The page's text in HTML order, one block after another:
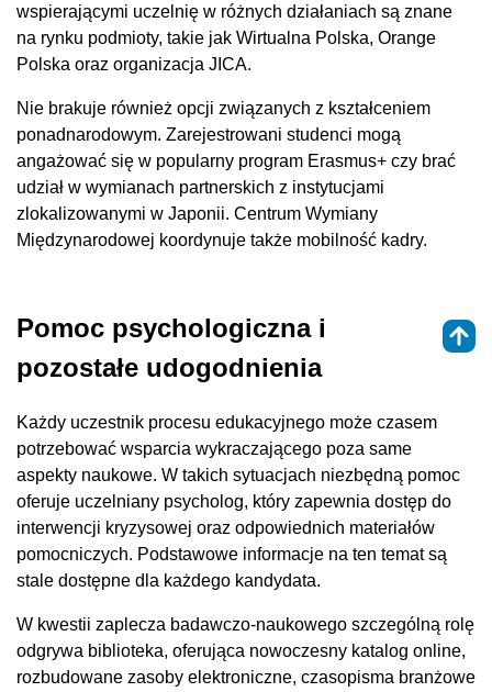
wspierającymi uczelnię w różnych działaniach są znane
na rynku podmioty, takie jak Wirtualna Polska, Orange
Polska oraz organizacja JICA.
Nie brakuje również opcji związanych z kształceniem
ponadnarodowym. Zarejestrowani studenci mogą
angażować się w popularny program Erasmus+ czy brać
udział w wymianach partnerskich z instytucjami
zlokalizowanymi w Japonii. Centrum Wymiany
Międzynarodowej koordynuje także mobilność kadry.
Pomoc psychologiczna i
pozostałe udogodnienia
Każdy uczestnik procesu edukacyjnego może czasem
potrzebować wsparcia wykraczającego poza same
aspekty naukowe. W takich sytuacjach niezbędną pomoc
oferuje uczelniany psycholog, który zapewnia dostęp do
interwencji kryzysowej oraz odpowiednich materiałów
pomocniczych. Podstawowe informacje na ten temat są
stale dostępne dla każdego kandydata.
W kwestii zaplecza badawczo-naukowego szczególną rolę
odgrywa biblioteka, oferująca nowoczesny katalog online,
rozbudowane zasoby elektroniczne, czasopisma branżowe